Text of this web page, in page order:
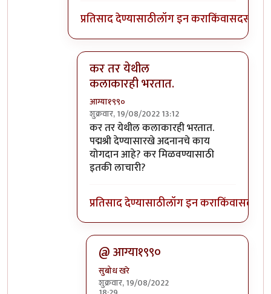
प्रतिसाद देण्यासाठीलॉग इन कराकिंवासदस्य व्हा
कर तर येथील
कलाकारही भरतात.
आग्या१९९०
शुक्रवार, 19/08/2022 13:12
In reply toपाकिस्तानी गायक अदनान सामीला
कर तर येथील कलाकारही भरतात.
पद्मश्री देण्यासारखे अदनानचे काय
योगदान आहे? कर मिळवण्यासाठी
इतकी लाचारी?
प्रतिसाद देण्यासाठीलॉग इन कराकिंवासदस्य
@ आग्या१९९०
सुबोध खरे
शुक्रवार, 19/08/2022